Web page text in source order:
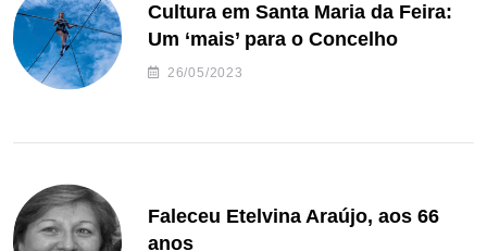
Cultura em Santa Maria da Feira:
Um ‘mais’ para o Concelho
26/05/2023
Faleceu Etelvina Araújo, aos 66
anos